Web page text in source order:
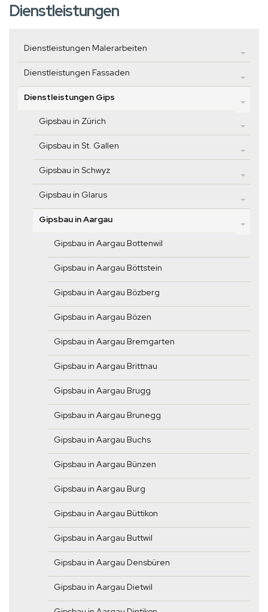
Dienstleistungen
Dienstleistungen Malerarbeiten
Dienstleistungen Fassaden
Dienstleistungen Gips
Gipsbau in Zürich
Gipsbau in St. Gallen
Gipsbau in Schwyz
Gipsbau in Glarus
Gipsbau in Aargau
Gipsbau in Aargau Bottenwil
Gipsbau in Aargau Böttstein
Gipsbau in Aargau Bözberg
Gipsbau in Aargau Bözen
Gipsbau in Aargau Bremgarten
Gipsbau in Aargau Brittnau
Gipsbau in Aargau Brugg
Gipsbau in Aargau Brunegg
Gipsbau in Aargau Buchs
Gipsbau in Aargau Bünzen
Gipsbau in Aargau Burg
Gipsbau in Aargau Büttikon
Gipsbau in Aargau Buttwil
Gipsbau in Aargau Densbüren
Gipsbau in Aargau Dietwil